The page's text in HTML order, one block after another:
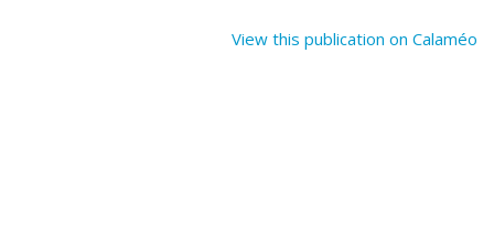
View this publication on Calaméo